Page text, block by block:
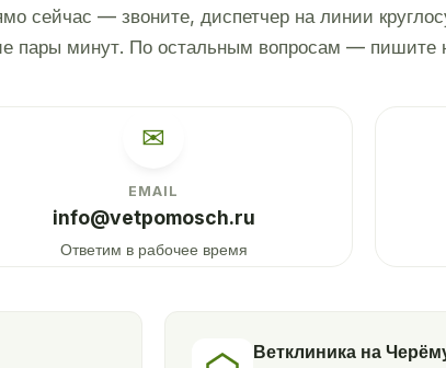
сейчас — звоните, диспетчер на линии
пары минут. По остальным вопросам — пишите
✉
EMAIL
info@vetpomosch.ru
Ответим в рабочее время
Ветклиника на